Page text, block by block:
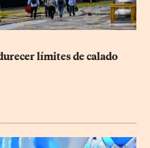
límites de calado